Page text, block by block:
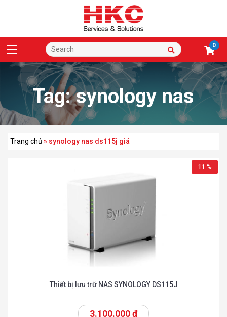
0
Tag:synology nas
ds115j giá
Trang chủ » synology nas ds115j giá
11 %
Thiết bị lưu trữ NAS SYNOLOGY DS115J
3.100.000đ